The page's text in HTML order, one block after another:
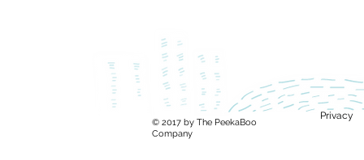
© 2017 by The PeekaBoo
Company
Privacy